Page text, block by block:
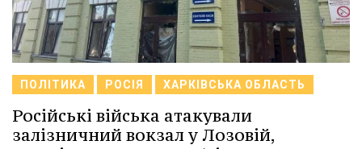
ПОЛІТИКА РОСІЯ ХАРКІВСЬКА ОБЛАСТЬ
Російські війська атакували
залізничний вокзал у Лозовій,